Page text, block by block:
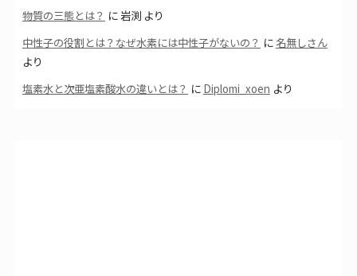
物質の三態とは？ に岩渕より
中性子の役割とは？なぜ水素には中性子がないの？ に名無しさん
より
塩素水と次亜塩素酸水の違いとは？ に Diplomi_xoen より